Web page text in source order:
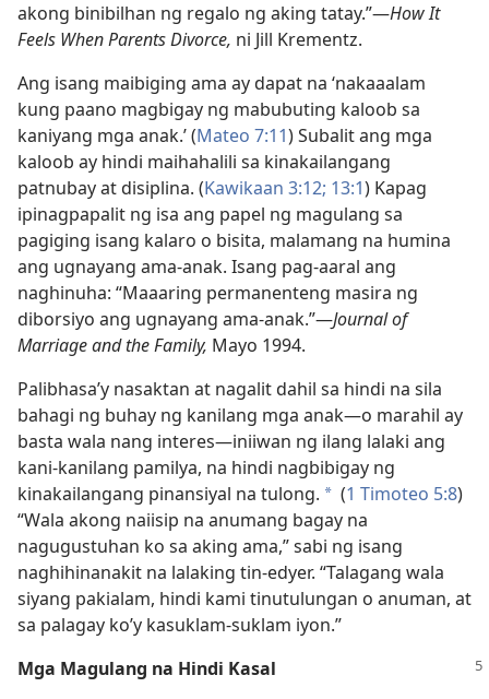
akong binibilhan ng regalo ng aking tatay.”​—How It
Feels When Parents Divorce, ni Jill Krementz.
Ang isang maibiging ama ay dapat na ‘nakaaalam
kung paano magbigay ng mabubuting kaloob sa
kaniyang mga anak.’ (Mateo 7:11) Subalit ang mga
kaloob ay hindi maihahalili sa kinakailangang
patnubay at disiplina. (Kawikaan 3:12; 13:1) Kapag
ipinagpapalit ng isa ang papel ng magulang sa
pagiging isang kalaro o bisita, malamang na humina
ang ugnayang ama-anak. Isang pag-aaral ang
naghinuha: “Maaaring permanenteng masira ng
diborsiyo ang ugnayang ama-anak.”​—Journal of
Marriage and the Family, Mayo 1994.
Palibhasa’y nasaktan at nagalit dahil sa hindi na sila
bahagi ng buhay ng kanilang mga anak​—o marahil ay
basta wala nang interes​—iniiwan ng ilang lalaki ang
kani-kanilang pamilya, na hindi nagbibigay ng
kinakailangang pinansiyal na tulong. * (1 Timoteo 5:8)
“Wala akong naiisip na anumang bagay na
nagugustuhan ko sa aking ama,” sabi ng isang
naghihinanakit na lalaking tin-edyer. “Talagang wala
siyang pakialam, hindi kami tinutulungan o anuman, at
sa palagay ko’y kasuklam-suklam iyon.”
Mga Magulang na Hindi Kasal